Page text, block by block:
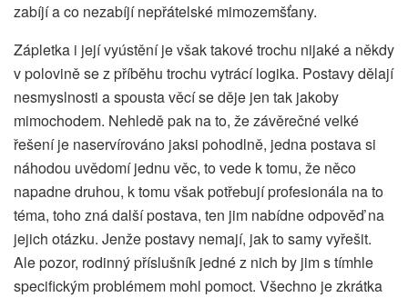
zabíjí a co nezabíjí nepřátelské mimozemšťany.
Zápletka i její vyústění je však takové trochu nijaké a někdy
v polovině se z příběhu trochu vytrácí logika. Postavy dělají
nesmyslnosti a spousta věcí se děje jen tak jakoby
mimochodem. Nehledě pak na to, že závěrečné velké
řešení je naservírováno jaksi pohodlně, jedna postava si
náhodou uvědomí jednu věc, to vede k tomu, že něco
napadne druhou, k tomu však potřebují profesionála na to
téma, toho zná další postava, ten jim nabídne odpověď na
jejich otázku. Jenže postavy nemají, jak to samy vyřešit.
Ale pozor, rodinný příslušník jedné z nich by jim s tímhle
specifickým problémem mohl pomoct. Všechno je zkrátka